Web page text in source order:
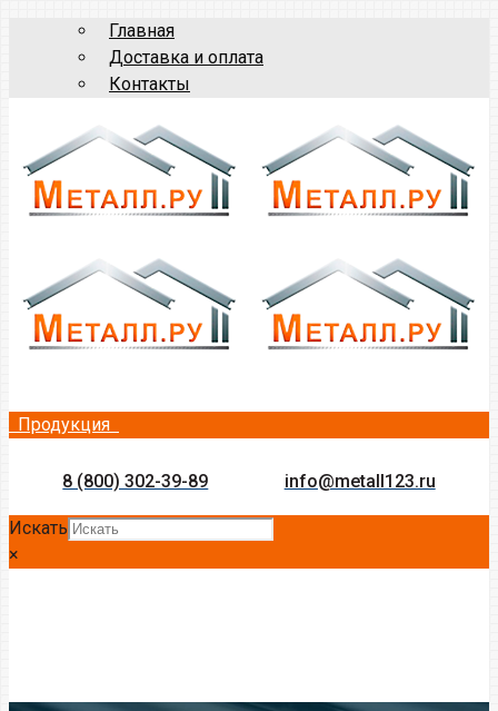
Главная
Доставка и оплата
Контакты
Продукция
8 (800) 302-39-89 info@metall123.ru
Искать
×